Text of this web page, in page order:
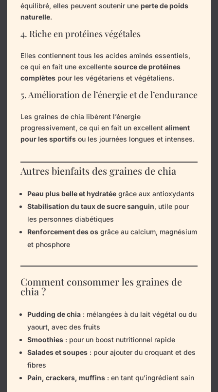
équilibré, elles peuvent soutenir une perte de poids
naturelle.
4. Riche en protéines végétales
Elles contiennent tous les acides aminés essentiels,
ce qui en fait une excellente source de protéines
complètes pour les végétariens et végétaliens.
5. Amélioration de l’énergie et de l’endurance
Les graines de chia libèrent l’énergie
progressivement, ce qui en fait un excellent aliment
pour les sportifs ou les journées longues et intenses.
Autres bienfaits des graines de chia
Peau plus belle et hydratée grâce aux antioxydants
Stabilisation du taux de sucre sanguin, utile pour
les personnes diabétiques
Renforcement des os grâce au calcium, magnésium
et phosphore
Comment consommer les graines de
chia ?
Pudding de chia : mélangées à du lait végétal ou du
yaourt, avec des fruits
Smoothies : pour un boost nutritionnel rapide
Salades et soupes : pour ajouter du croquant et des
fibres
Pain, crackers, muffins : en tant qu’ingrédient sain